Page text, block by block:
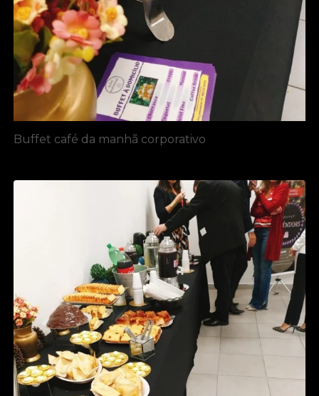
Buffet café da manhã corporativo